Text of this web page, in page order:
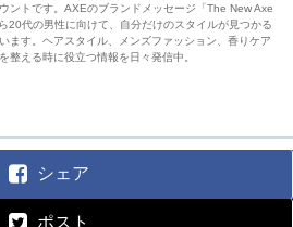
ントです。AXEのブランドメッセージ「The New Axe
20代の男性に向けて、自分だけのスタイルが見つかる
ます。ヘアスタイル、メンズファッション、香りケア
整える時に役立つ情報を日々発信中。
シェア
ポスト